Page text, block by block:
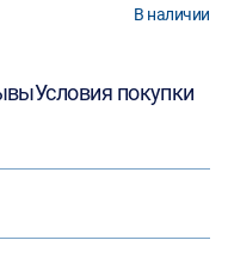
В наличии
Условия покупки